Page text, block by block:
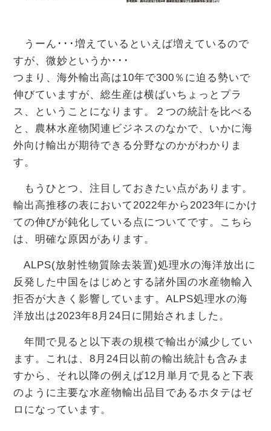
うーん･･･増えているといえば増えているので
すが、微妙というか･･･
つまり、海外輸出高は10年で300％に迫る勢いで
伸びていますが、総生産は横ばいちょっとプラ
ス、ということになります。２つの統計を比べる
と、農林水産物関連ビジネスのなかで、いかに海
外向け輸出が期待できる分野なのかがわかりま
す。
もうひとつ、注目しておきたい点があります。
輸出高推移の表において2022年から2023年にかけ
ての伸びが鈍化している点についてです。こちら
は、明確な原因があります。
ALPS(放射性物質除去装置)処理水の海洋放出に
反発した中国をはじめとする諸外国の水産物輸入
拒否が大きく影響しています。ALPS処理水の海
洋放出は2023年8月24日に開始されました。
年間で見ると以下表の規模で輸出が減少してい
ます。これは、8月24日以前の輸出統計も含みま
すから、それ以降の例えば12月単月で見ると下表
のように主要な水産物輸出品目であるホタテはゼ
ロになっています。